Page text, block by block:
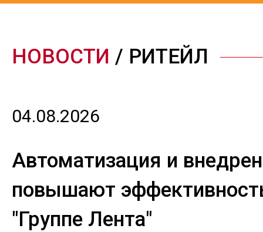
НОВОСТИ / РИТЕЙЛ
04.08.2026
Автоматизация и
повышают
"Группе Лента"